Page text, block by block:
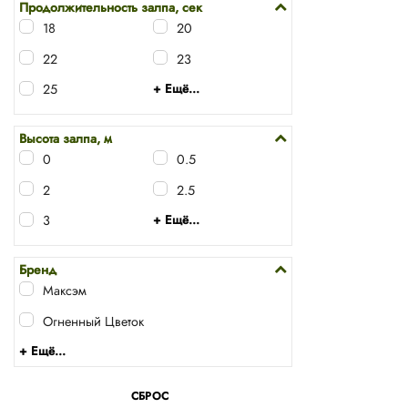
Продолжительность залпа, сек
18
20
22
23
25
+ Ещё...
Высота залпа, м
0
0.5
2
2.5
3
+ Ещё...
Бренд
Максэм
Огненный Цветок
+ Ещё...
СБРОС